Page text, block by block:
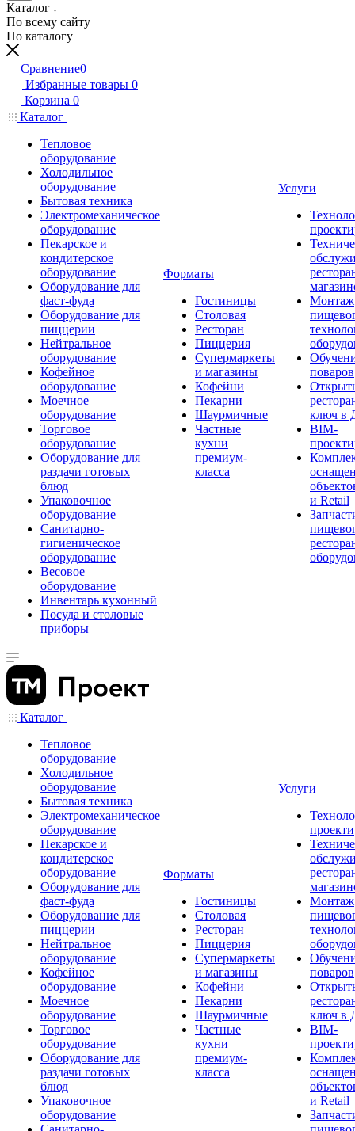
Каталог
По всему сайту
По каталогу
Сравнение0
Избранные товары 0
Корзина 0
Каталог
Тепловое
оборудование
Холодильное
оборудование
Бытовая техника
Электромеханическое
оборудование
Пекарское и
кондитерское
оборудование
Оборудование для
фаст-фуда
Оборудование для
пиццерии
Нейтральное
оборудование
Кофейное
оборудование
Моечное
оборудование
Торговое
оборудование
Оборудование для
раздачи готовых
блюд
Упаковочное
оборудование
Санитарно-
гигиеническое
оборудование
Весовое
оборудование
Инвентарь кухонный
Посуда и столовые
приборы
Форматы
Гостиницы
Столовая
Ресторан
Пиццерия
Супермаркеты
и магазины
Кофейни
Пекарни
Шаурмичные
Частные
кухни
премиум-
класса
Услуги
Монтаж
поваров
ключ в
BIM-
и Retail
Каталог
Тепловое
оборудование
Холодильное
оборудование
Бытовая техника
Электромеханическое
оборудование
Пекарское и
кондитерское
оборудование
Оборудование для
фаст-фуда
Оборудование для
пиццерии
Нейтральное
оборудование
Кофейное
оборудование
Моечное
оборудование
Торговое
оборудование
Оборудование для
раздачи готовых
блюд
Упаковочное
оборудование
Форматы
Гостиницы
Столовая
Ресторан
Пиццерия
Супермаркеты
и магазины
Кофейни
Пекарни
Шаурмичные
Частные
кухни
премиум-
класса
Услуги
Монтаж
поваров
ключ в
BIM-
и Retail